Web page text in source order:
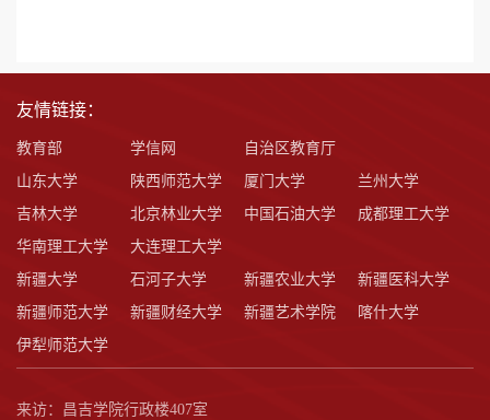
友情链接：
教育部 学信网
自治区教育厅
山东大学
陕西师范大学 厦门大学
兰州大学
吉林大学
北京林业大学 中国石油大学
成都理工大学
华南理工大学
大连理工大学
新疆大学
石河子大学 新疆农业大学
新疆医科大学
新疆师范大学
新疆财经大学 新疆艺术学院
喀什大学
伊犁师范大学
来访：昌吉学院行政楼407室